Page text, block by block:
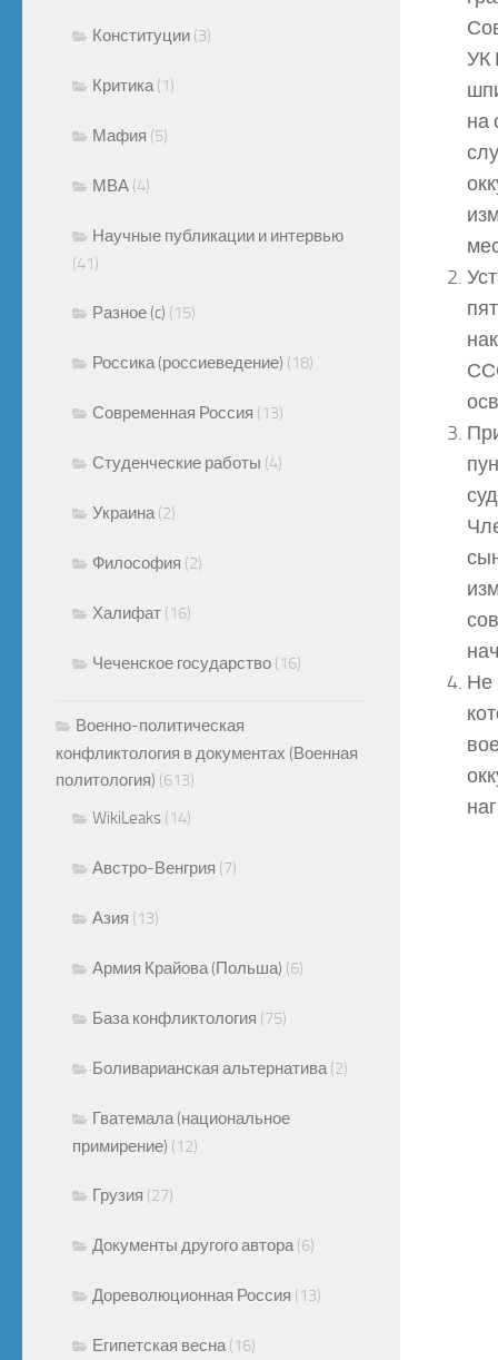
УК
на
Не
Конституции (3)
Критика (1)
Мафия (5)
МВА (4)
Научные публикации и интервью
(41)
Разное (c) (15)
Россика (россиеведение) (18)
Современная Россия (13)
Студенческие работы (4)
Украина (2)
Философия (2)
Халифат (16)
Чеченское государство (16)
Военно-политическая
конфликтология в документах (Военная
политология) (613)
WikiLeaks (14)
Австро-Венгрия (7)
Азия (13)
Армия Крайова (Польша) (6)
База конфликтология (75)
Боливарианская альтернатива (2)
Гватемала (национальное
примирение) (12)
Грузия (27)
Документы другого автора (6)
Дореволюционная Россия (13)
Египетская весна (16)